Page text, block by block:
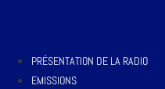
PRÉSENTATION DE LA RADIO
EMISSIONS